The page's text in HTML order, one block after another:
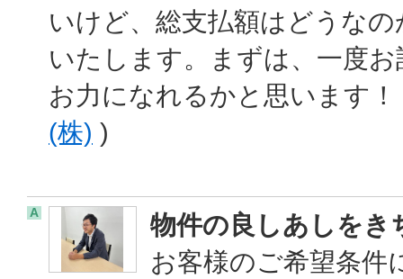
いけど、総支払額はどうな
いたします。まずは、一度
お力になれるかと思います
(株) )
A
物件の良しあしをき
お客様のご希望条件